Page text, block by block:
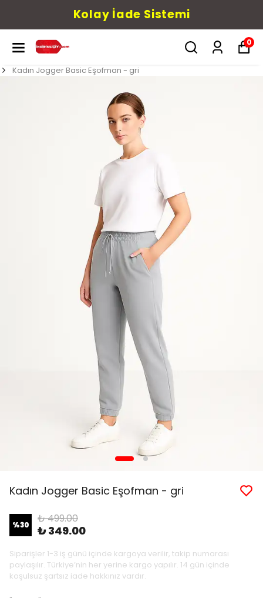
Kolay İade Sistemi
0
Kadın Jogger Basic Eşofman - gri
Kadın Jogger Basic Eşofman - gri
%30 ₺ 499.00
₺ 349.00
Siparişler 1-3 iş günü içinde kargoya verilir, takip numarası
paylaşılır. Türkiye’nin her yerine kargo yapılır. 14 gün içinde
koşulsuz şartsız iade hakkınız vardır.